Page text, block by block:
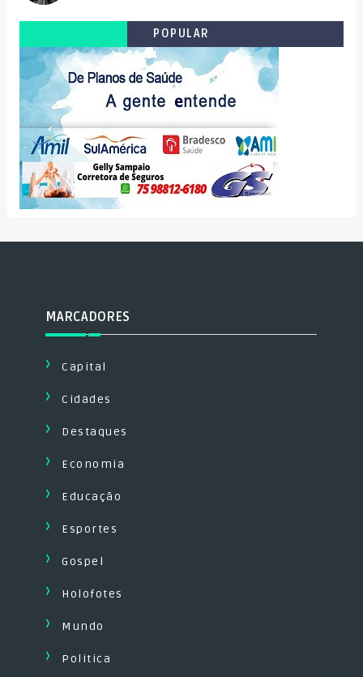
POPULAR
MARCADORES
Capital
Cidades
Destaques
Economia
Educação
Esportes
Gospel
Holofotes
Mundo
Politica